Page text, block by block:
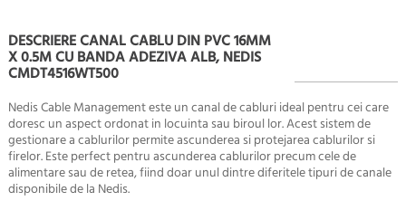
DESCRIERE CANAL CABLU DIN PVC 16MM
X 0.5M CU BANDA ADEZIVA ALB, NEDIS
CMDT4516WT500
Nedis Cable Management este un canal de cabluri ideal pentru cei care
doresc un aspect ordonat in locuinta sau biroul lor. Acest sistem de
gestionare a cablurilor permite ascunderea si protejarea cablurilor si
firelor. Este perfect pentru ascunderea cablurilor precum cele de
alimentare sau de retea, fiind doar unul dintre diferitele tipuri de canale
disponibile de la Nedis.